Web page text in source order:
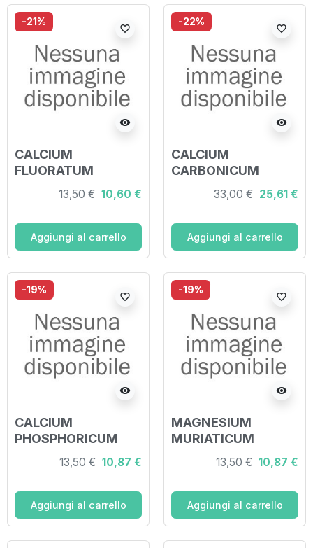
-21%
visibility
favorite_border
CALCIUM
FLUORATUM
DYNAMIS*granuli
30 LM contenitore
13,50 € 10,60 €
Aggiungi al carrello
-22%
visibility
favorite_border
CALCIUM
CARBONICUM
HAHNEMANNI
DYNAMIS*granuli 17
monodose
33,00 € 25,61 €
Aggiungi al carrello
-19%
visibility
favorite_border
CALCIUM
PHOSPHORICUM
DYNAMIS*granuli 2
LM contenitore
13,50 € 10,87 €
Aggiungi al carrello
-19%
visibility
favorite_border
MAGNESIUM
MURIATICUM
DYNAMIS*granuli
60 LM contenitore
13,50 € 10,87 €
Aggiungi al carrello